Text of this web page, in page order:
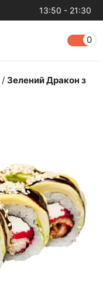
13:50 - 21:30
0
/ Зелений Дракон з